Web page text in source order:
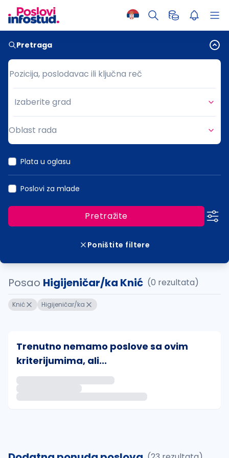
Pretraga
Pozicija, poslodavac ili ključna reč
Pozicija, poslodavac ili ključna reč
Grad
Izaberite grad
Oblast rada
Plata u oglasu
Poslovi za mlade
Pretražite
Poništite filtere
Posao Higijeničar/ka Knić (0 rezultata)
Knić Higijeničar/ka
Trenutno nemamo poslove sa ovim
kriterijumima, ali...